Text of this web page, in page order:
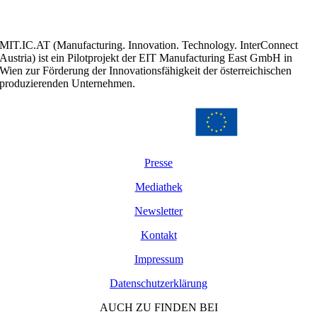
MIT.IC.AT (Manufacturing. Innovation. Technology. InterConnect
Austria) ist ein Pilotprojekt der EIT Manufacturing East GmbH in
Wien zur Förderung der Innovationsfähigkeit der österreichischen
produzierenden Unternehmen.
Presse
Mediathek
Newsletter
Kontakt
Impressum
Datenschutzerklärung
AUCH ZU FINDEN BEI